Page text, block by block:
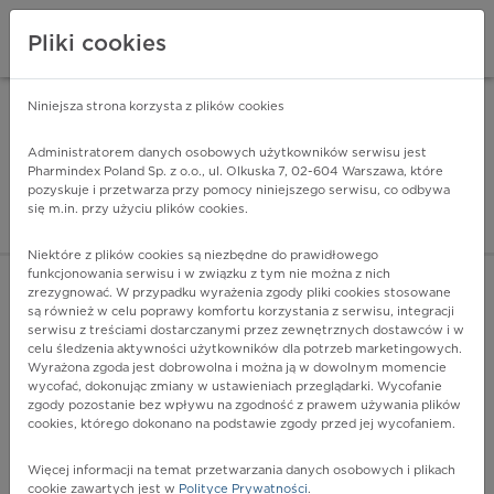
Pharmindex - lider
ZALOGUJ SIĘ
E24.1 - Zespół Nelsona
Więcej na lekiicd10.pl
Pliki cookies
Niniejsza strona korzysta z plików cookies
Administratorem danych osobowych użytkowników serwisu jest
Pharmindex Poland Sp. z o.o., ul. Olkuska 7, 02-604 Warszawa, które
pozyskuje i przetwarza przy pomocy niniejszego serwisu, co odbywa
się m.in. przy użyciu plików cookies.
Niektóre z plików cookies są niezbędne do prawidłowego
funkcjonowania serwisu i w związku z tym nie można z nich
zrezygnować. W przypadku wyrażenia zgody pliki cookies stosowane
są również w celu poprawy komfortu korzystania z serwisu, integracji
serwisu z treściami dostarczanymi przez zewnętrznych dostawców i w
celu śledzenia aktywności użytkowników dla potrzeb marketingowych.
Wyrażona zgoda jest dobrowolna i można ją w dowolnym momencie
wycofać, dokonując zmiany w ustawieniach przeglądarki. Wycofanie
zgody pozostanie bez wpływu na zgodność z prawem używania plików
cookies, którego dokonano na podstawie zgody przed jej wycofaniem.
Więcej informacji na temat przetwarzania danych osobowych i plikach
cookie zawartych jest w Polityce Prywatności.
ZA DARMO - w Google Play INSTALUJ